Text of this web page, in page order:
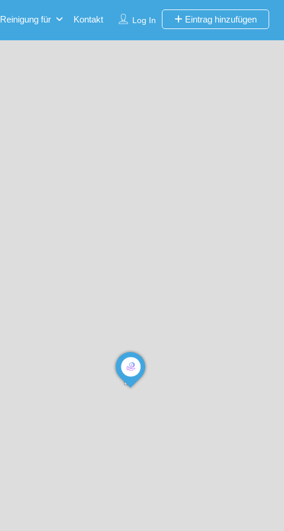
Log In Eintrag hinzufügen
Reinigung für Kontakt